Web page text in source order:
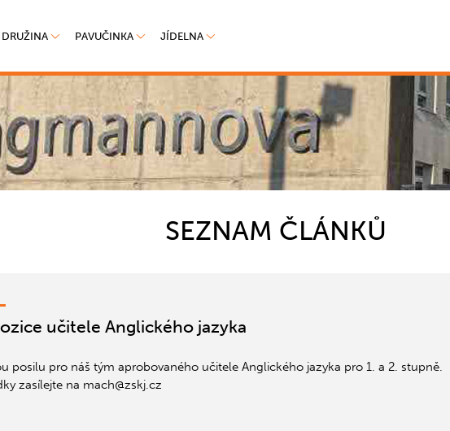
DRUŽINA PAVUČINKA JÍDELNA
SEZNAM ČLÁNKŮ
učitele Anglického jazyka
posilu pro náš tým aprobovaného učitele Anglického jazyka pro 1. a 2. stupně.
zasílejte na mach@zskj.cz